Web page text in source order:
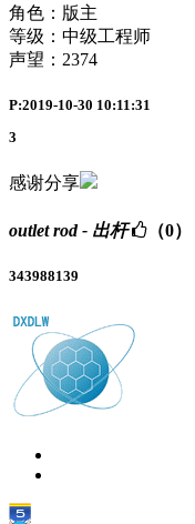
角色：版主
等级：中级工程师
声望： 2374
P:2019-10-30 10:11:31
3
感谢分享
outlet rod - 出杆 （0）
343988139